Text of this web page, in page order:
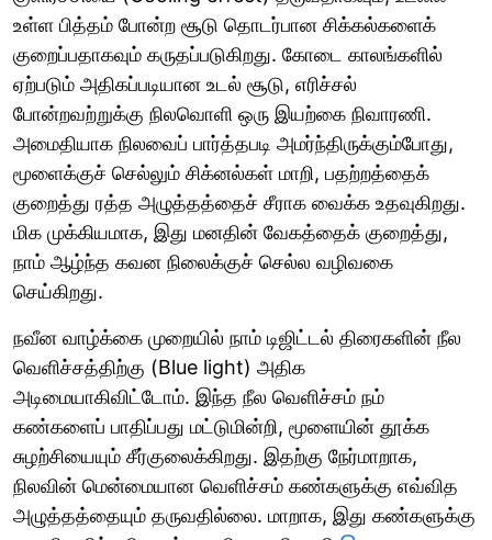
உள்ள பித்தம் போன்ற சூடு தொடர்பான சிக்கல்களைக்
குறைப்பதாகவும் கருதப்படுகிறது. கோடை காலங்களில்
ஏற்படும் அதிகப்படியான உடல் சூடு, எரிச்சல்
போன்றவற்றுக்கு நிலவொளி ஒரு இயற்கை நிவாரணி.
அமைதியாக நிலவைப் பார்த்தபடி அமர்ந்திருக்கும்போது,
மூளைக்குச் செல்லும் சிக்னல்கள் மாறி, பதற்றத்தைக்
குறைத்து ரத்த அழுத்தத்தைச் சீராக வைக்க உதவுகிறது.
மிக முக்கியமாக, இது மனதின் வேகத்தைக் குறைத்து,
நாம் ஆழ்ந்த கவன நிலைக்குச் செல்ல வழிவகை
செய்கிறது.
நவீன வாழ்க்கை முறையில் நாம் டிஜிட்டல் திரைகளின் நீல
வெளிச்சத்திற்கு (Blue light) அதிக
அடிமையாகிவிட்டோம். இந்த நீல வெளிச்சம் நம்
கண்களைப் பாதிப்பது மட்டுமின்றி, மூளையின் தூக்க
சுழற்சியையும் சீர்குலைக்கிறது. இதற்கு நேர்மாறாக,
நிலவின் மென்மையான வெளிச்சம் கண்களுக்கு எவ்வித
அழுத்தத்தையும் தருவதில்லை. மாறாக, இது கண்களுக்கு